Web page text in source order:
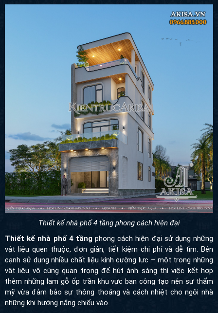
Thiết kế nhà phố 4 tầng phong cách hiện đại
Thiết kế nhà phố 4 tầngphong cách hiện đại sử dụng những vật
sử dụng nhiều chất liệu kính cường lực – một trong những vật
liệu vô cùng quan trọng để hút ánh sáng thì việc kết hợp thêm
những lam gỗ ốp trần khu vực ban công tạo nên sự thẩm mỹ vừa
đảm bảo sự thông thoáng và cách nhiệt cho ngôi nhà những khi
hướng nắng chiếu vào.
Mẫu nhà phố kết hợp kinh doanh được thiết kế với không gian
mở. Hệ cây trong được bố trí ở ban công mang lại không gian
xanh vô cùng quý giá cho các mẫu nhà phố. Hệ thống kính